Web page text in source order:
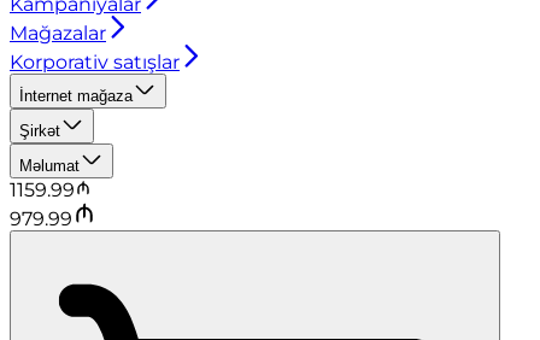
Mağazalar
Korporativ satışlar
İnternet mağaza
Şirkət
Məlumat
1159.99
979.99